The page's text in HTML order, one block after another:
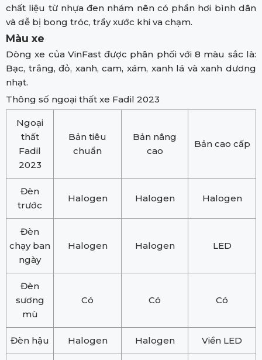
chất liệu từ nhựa đen nhám nên có phần hơi bình dân
và dễ bị bong tróc, trầy xước khi va chạm.
Màu xe
Dòng xe của VinFast được phân phối với 8 màu sắc là:
Bạc, trắng, đỏ, xanh, cam, xám, xanh lá và xanh dương
nhạt.
Thông số ngoại thất xe Fadil 2023
Ngoại
thất
Fadil
2023
Bản tiêu
chuẩn
Bản nâng
cao
Bản cao cấp
Đèn
trước
Halogen Halogen Halogen
Đèn
chạy ban
ngày
Halogen Halogen LED
Đèn
sương
mù
Có Có Có
Đèn hậu Halogen Halogen Viền LED